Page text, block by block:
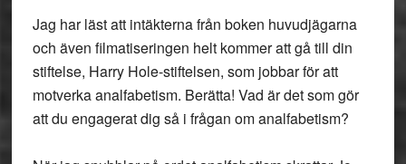
Jag har läst att intäkterna från boken huvudjägarna
och även filmatiseringen helt kommer att gå till din
stiftelse, Harry Hole-stiftelsen, som jobbar för att
motverka analfabetism. Berätta! Vad är det som gör
att du engagerat dig så i frågan om analfabetism?